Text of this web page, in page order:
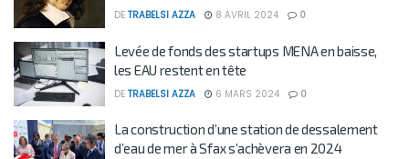
DE TRABELSI AZZA 8 AVRIL 2024 0
Levée de fonds des startups MENA en baisse,
les EAU restent en tête
DE TRABELSI AZZA 6 MARS 2024 0
La construction d’une station de dessalement
d’eau de mer à Sfax s’achèvera en 2024